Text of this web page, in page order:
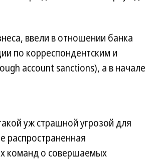
ввели в отношении банка
по корреспондентским и
account sanctions), а в начале
уж страшной угрозой для
распространенная
команд о совершаемых